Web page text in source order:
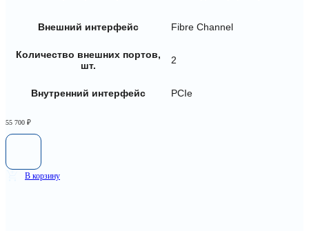
Внешний интерфейс Fibre Channel
Количество внешних портов,
шт.
2
Внутренний интерфейс PCIe
55 700 ₽
В корзину